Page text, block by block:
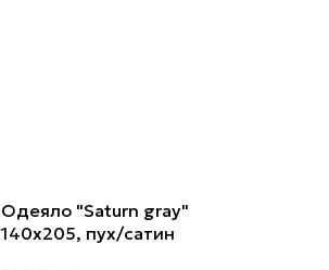
Одеяло "Saturn gray"
140х205, пух/сатин